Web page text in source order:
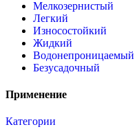
Мелкозернистый
Легкий
Износостойкий
Жидкий
Водонепроницаемый
Безусадочный
Применение
Категории